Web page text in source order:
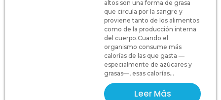
altos son una forma de grasa
que circula por la sangre y
proviene tanto de los alimentos
como de la producción interna
del cuerpo.Cuando el
organismo consume más
calorías de las que gasta —
especialmente de azúcares y
grasas—, esas calorías...
Leer Más